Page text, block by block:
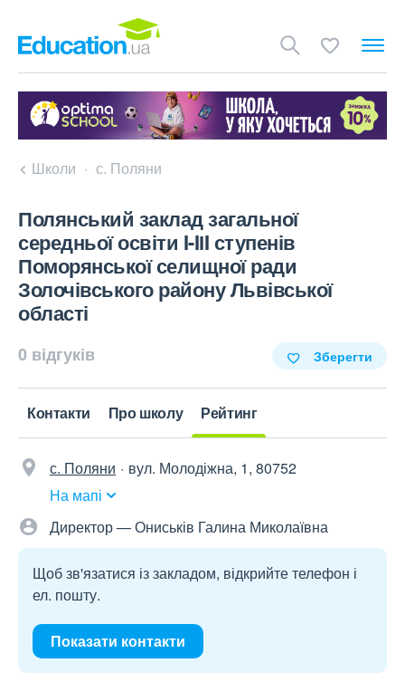
Школи с. Поляни
Полянський заклад загальної
середньої освіти I-IІI ступенів
Поморянської селищної ради
Золочівського району Львівської
області
0 відгуків Зберегти
Контакти Про школу Рейтинг
с. Поляни
вул. Молодіжна, 1, 80752
На мапі
Директор — Ониськів Галина Миколаївна
Щоб зв'язатися із закладом, відкрийте телефон і
ел. пошту.
Показати контакти